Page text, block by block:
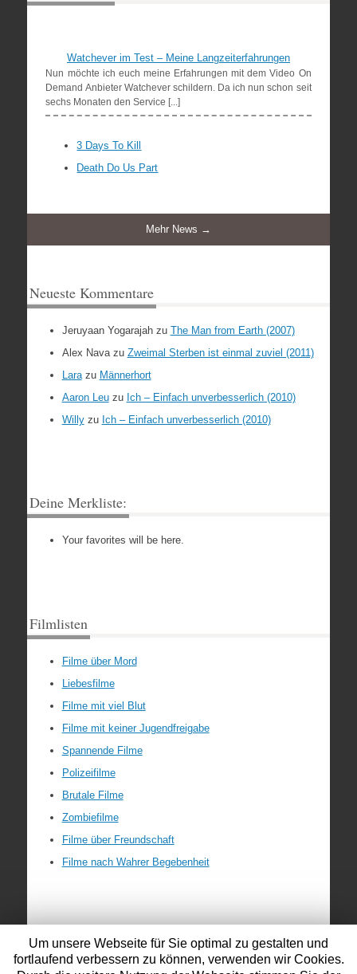
Watchever im Test – Meine Langzeiterfahrungen
Nun möchte ich euch meine Erfahrungen mit dem Video On
Demand Anbieter Watchever schildern. Da ich nun schon seit
sechs Monaten den Service [...]
3 Days To Kill
Death Do Us Part
Mehr News →
Neueste Kommentare
Jeruyaan Yogarajahzu The Man from Earth (2007)
Alex Navazu Zweimal Sterben ist einmal zuviel (2011)
Larazu Männerhort
Aaron Leuzu Ich – Einfach unverbesserlich (2010)
Willyzu Ich – Einfach unverbesserlich (2010)
Deine Merkliste:
Your favorites will be here.
Filmlisten
Filme über Mord
Liebesfilme
Filme mit viel Blut
Filme mit keiner Jugendfreigabe
Spannende Filme
Polizeifilme
Brutale Filme
Zombiefilme
Filme über Freundschaft
Filme nach Wahrer Begebenheit
Um unsere Webseite für Sie optimal zu gestalten und
fortlaufend verbessern zu können, verwenden wir Cookies.